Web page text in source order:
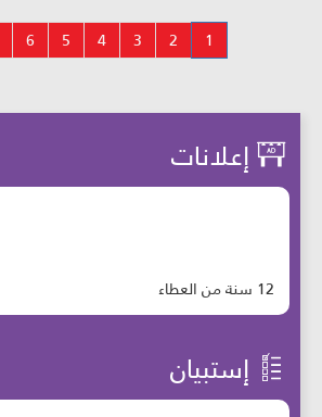
1
2
3
4
5
6
إعلانات
12 سنة من العطاء
إستبيان